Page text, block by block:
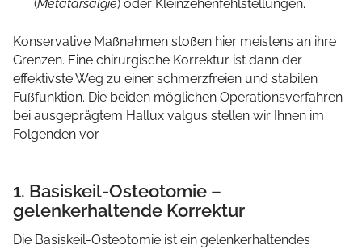
(Metatarsalgie) oder Kleinzehenfehlstellungen.
Konservative Maßnahmen stoßen hier meistens an ihre
Grenzen. Eine chirurgische Korrektur ist dann der
effektivste Weg zu einer schmerzfreien und stabilen
Fußfunktion. Die beiden möglichen Operationsverfahren
bei ausgeprägtem Hallux valgus stellen wir Ihnen im
Folgenden vor.
1. Basiskeil-Osteotomie –
gelenkerhaltende Korrektur
Die Basiskeil-Osteotomie ist ein gelenkerhaltendes